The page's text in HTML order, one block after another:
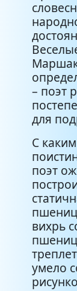
– поэт
для
С
поэт
вихрь
умело